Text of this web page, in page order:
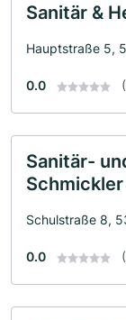
Sanitär &
Hauptstraße 5,
0.0
Sanitär-
Schmickler
Schulstraße 8,
0.0